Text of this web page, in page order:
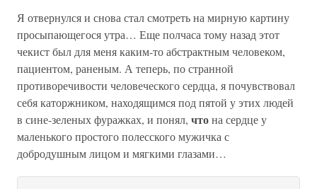
Я отвернулся и снова стал смотреть на мирную картину
просыпающегося утра… Еще полчаса тому назад этот
чекист был для меня каким-то абстрактным человеком,
пациентом, раненым. А теперь, по странной
противоречивости человеческого сердца, я почувствовал
себя каторжником, находящимся под пятой у этих людей
в сине-зеленых фуражках, и понял, чтона сердце у
маленького простого полесского мужичка с
добродушным лицом и мягкими глазами…